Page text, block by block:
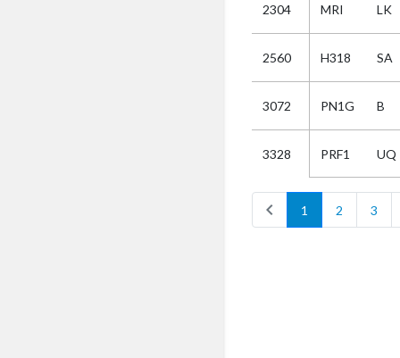
2304 MRI LK
2560 H318 SA
3072 PN1G B
3328 PRF1 UQ
chevron_left 1 2 3